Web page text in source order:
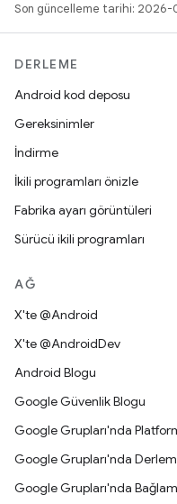
Son güncelleme tarihi: 2026-
DERLEME
Android kod deposu
Gereksinimler
İndirme
İkili programları önizle
Fabrika ayarı görüntüleri
Sürücü ikili programları
AĞ
X'te @Android
X'te @AndroidDev
Android Blogu
Google Güvenlik Blogu
Google Grupları'nda
Google Grupları'nda
Google Grupları'nda